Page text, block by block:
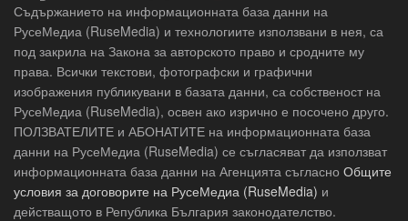
Съдържанието на информационната база данни на
РусеМедиа (RuseMedia) и технологиите използвани в нея, са
под закрила на Закона за авторското право и сродните му
права. Всички текстови, фотографски и графични
изображения публикувани в базата данни, са собственост на
РусеМедиа (RuseMedia), освен ако изрично е посочено друго.
ПОЛЗВАТЕЛИТЕ и АБОНАТИТЕ на информационната база
данни на РусеМедиа (RuseMedia) се съгласяват да използват
информационната база данни на Агенцията съгласно Общите
условия за договорите на РусеМедиа (RuseMedia) и
действащото в Република България законодателство.